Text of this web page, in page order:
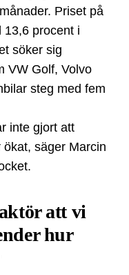
Priset på
13,6 procent i
söker sig
VW Golf, Volvo
steg med fem
inte gjort att
säger Marcin
att vi
hur